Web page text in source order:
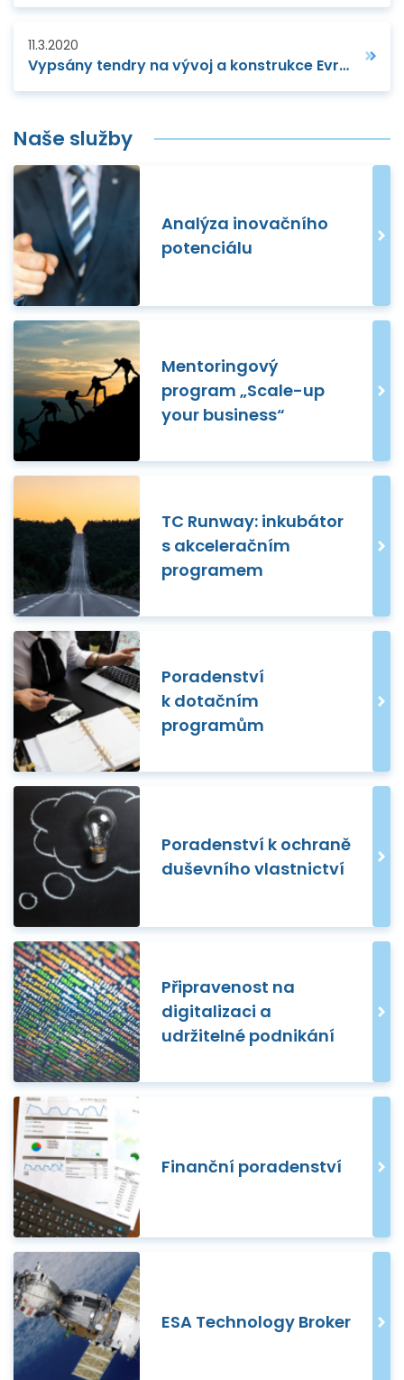
11.3.2020
Vypsány tendry na vývoj a konstrukce Evropského slunečního dalekohledu
Naše služby
Analýza inovačního
potenciálu
Mentoringový
program „Scale-up
your business“
TC Runway: inkubátor
s akceleračním
programem
Poradenství
k dotačním
programům
Poradenství k ochraně
duševního vlastnictví
Připravenost na
digitalizaci a
udržitelné podnikání
Finanční poradenství
ESA Technology Broker